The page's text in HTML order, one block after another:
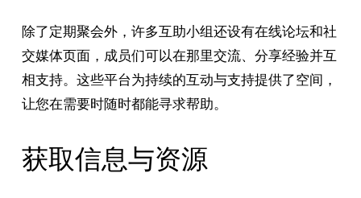
除了定期聚会外，许多互助小组还设有在线论坛和社
交媒体页面，成员们可以在那里交流、分享经验并互
相支持。这些平台为持续的互动与支持提供了空间，
让您在需要时随时都能寻求帮助。
获取信息与资源